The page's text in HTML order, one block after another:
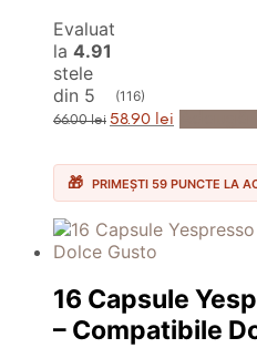
Evaluat
la 4.91
stele
din 5
(116)
66.00lei Prețul
inițial
fost:
66.00 lei.
58.90 lei Prețul
curent
58.90 lei.
PRIMEȘTI 59 PUNCTE LA
16 Capsule
– Compatibile